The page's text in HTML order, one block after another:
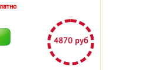
4870 руб